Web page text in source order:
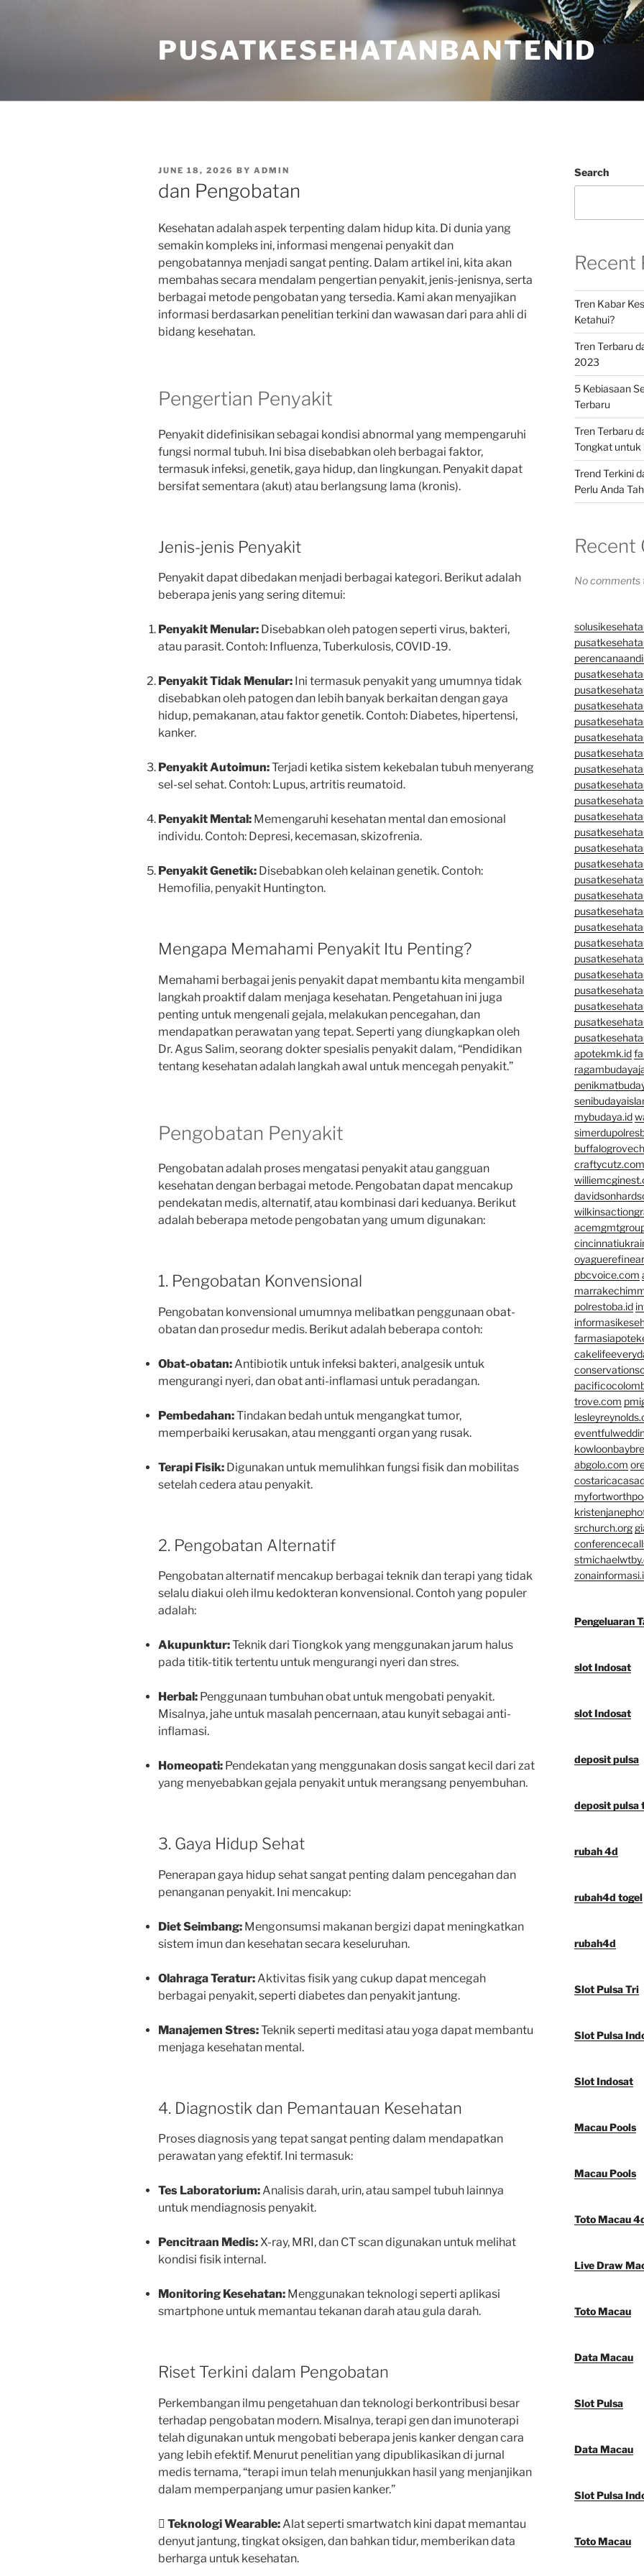
PUSATKESEHATANBANTENID
POSTED
ON
JUNE 18, 2026 BY ADMIN
dan Pengobatan
Kesehatan adalah aspek terpenting dalam hidup kita. Di dunia yang
semakin kompleks ini, informasi mengenai penyakit dan
pengobatannya menjadi sangat penting. Dalam artikel ini, kita akan
membahas secara mendalam pengertian penyakit, jenis-jenisnya, serta
berbagai metode pengobatan yang tersedia. Kami akan menyajikan
informasi berdasarkan penelitian terkini dan wawasan dari para ahli di
bidang kesehatan.
Pengertian Penyakit
Penyakit didefinisikan sebagai kondisi abnormal yang mempengaruhi
fungsi normal tubuh. Ini bisa disebabkan oleh berbagai faktor,
termasuk infeksi, genetik, gaya hidup, dan lingkungan. Penyakit dapat
bersifat sementara (akut) atau berlangsung lama (kronis).
Jenis-jenis Penyakit
Penyakit dapat dibedakan menjadi berbagai kategori. Berikut adalah
beberapa jenis yang sering ditemui:
Penyakit Menular: Disebabkan oleh patogen seperti virus, bakteri,
atau parasit. Contoh: Influenza, Tuberkulosis, COVID-19.
Penyakit Tidak Menular: Ini termasuk penyakit yang umumnya tidak
disebabkan oleh patogen dan lebih banyak berkaitan dengan gaya
hidup, pemakanan, atau faktor genetik. Contoh: Diabetes, hipertensi,
kanker.
Penyakit Autoimun:Terjadi ketika sistem kekebalan tubuh menyerang
sel-sel sehat. Contoh: Lupus, artritis reumatoid.
Penyakit Mental: Memengaruhi kesehatan mental dan emosional
individu. Contoh: Depresi, kecemasan, skizofrenia.
Penyakit Genetik: Disebabkan oleh kelainan genetik. Contoh:
Hemofilia, penyakit Huntington.
Mengapa Memahami Penyakit Itu Penting?
Memahami berbagai jenis penyakit dapat membantu kita mengambil
langkah proaktif dalam menjaga kesehatan. Pengetahuan ini juga
penting untuk mengenali gejala, melakukan pencegahan, dan
mendapatkan perawatan yang tepat. Seperti yang diungkapkan oleh
Dr. Agus Salim, seorang dokter spesialis penyakit dalam, “Pendidikan
tentang kesehatan adalah langkah awal untuk mencegah penyakit.”
Pengobatan Penyakit
Pengobatan adalah proses mengatasi penyakit atau gangguan
kesehatan dengan berbagai metode. Pengobatan dapat mencakup
pendekatan medis, alternatif, atau kombinasi dari keduanya. Berikut
adalah beberapa metode pengobatan yang umum digunakan:
1. Pengobatan Konvensional
Pengobatan konvensional umumnya melibatkan penggunaan obat-
obatan dan prosedur medis. Berikut adalah beberapa contoh:
Obat-obatan: Antibiotik untuk infeksi bakteri, analgesik untuk
mengurangi nyeri, dan obat anti-inflamasi untuk peradangan.
Pembedahan:Tindakan bedah untuk mengangkat tumor,
memperbaiki kerusakan, atau mengganti organ yang rusak.
Terapi Fisik: Digunakan untuk memulihkan fungsi fisik dan mobilitas
setelah cedera atau penyakit.
2. Pengobatan Alternatif
Pengobatan alternatif mencakup berbagai teknik dan terapi yang tidak
selalu diakui oleh ilmu kedokteran konvensional. Contoh yang populer
adalah:
Akupunktur:Teknik dari Tiongkok yang menggunakan jarum halus
pada titik-titik tertentu untuk mengurangi nyeri dan stres.
Herbal: Penggunaan tumbuhan obat untuk mengobati penyakit.
Misalnya, jahe untuk masalah pencernaan, atau kunyit sebagai anti-
inflamasi.
Homeopati: Pendekatan yang menggunakan dosis sangat kecil dari zat
yang menyebabkan gejala penyakit untuk merangsang penyembuhan.
3. Gaya Hidup Sehat
Penerapan gaya hidup sehat sangat penting dalam pencegahan dan
penanganan penyakit. Ini mencakup:
Diet Seimbang: Mengonsumsi makanan bergizi dapat meningkatkan
sistem imun dan kesehatan secara keseluruhan.
Olahraga Teratur: Aktivitas fisik yang cukup dapat mencegah
berbagai penyakit, seperti diabetes dan penyakit jantung.
Manajemen Stres:Teknik seperti meditasi atau yoga dapat membantu
menjaga kesehatan mental.
4. Diagnostik dan Pemantauan Kesehatan
Proses diagnosis yang tepat sangat penting dalam mendapatkan
perawatan yang efektif. Ini termasuk:
Tes Laboratorium:Analisis darah, urin, atau sampel tubuh lainnya
untuk mendiagnosis penyakit.
Pencitraan Medis: X-ray, MRI, dan CT scan digunakan untuk melihat
kondisi fisik internal.
Monitoring Kesehatan: Menggunakan teknologi seperti aplikasi
smartphone untuk memantau tekanan darah atau gula darah.
Riset Terkini dalam Pengobatan
Perkembangan ilmu pengetahuan dan teknologi berkontribusi besar
terhadap pengobatan modern. Misalnya, terapi gen dan imunoterapi
telah digunakan untuk mengobati beberapa jenis kanker dengan cara
yang lebih efektif. Menurut penelitian yang dipublikasikan di jurnal
medis ternama, “terapi imun telah menunjukkan hasil yang menjanjikan
dalam memperpanjang umur pasien kanker.”
 Teknologi Wearable: Alat seperti smartwatch kini dapat memantau
denyut jantung, tingkat oksigen, dan bahkan tidur, memberikan data
berharga untuk kesehatan.
Search
Recent
Tren Kabar
Ketahui?
Tren Terbaru
2023
5 Kebiasaan
Terbaru
Tren Terbaru
Tongkat untuk
Trend Terkini
Perlu Anda
Recent
No comments
apotekmk.id
mybudaya.id
craftycutz.com
pbcvoice.com
polrestoba.id
trove.com
abgolo.com
srchurch.org
Pengeluaran
slot Indosat
slot Indosat
deposit pulsa
deposit pulsa
rubah 4d
rubah4d togel
rubah4d
Slot Pulsa Tri
Slot Pulsa
Slot Indosat
Macau Pools
Macau Pools
Toto Macau
Live Draw
Toto Macau
Data Macau
Slot Pulsa
Data Macau
Slot Pulsa
Toto Macau